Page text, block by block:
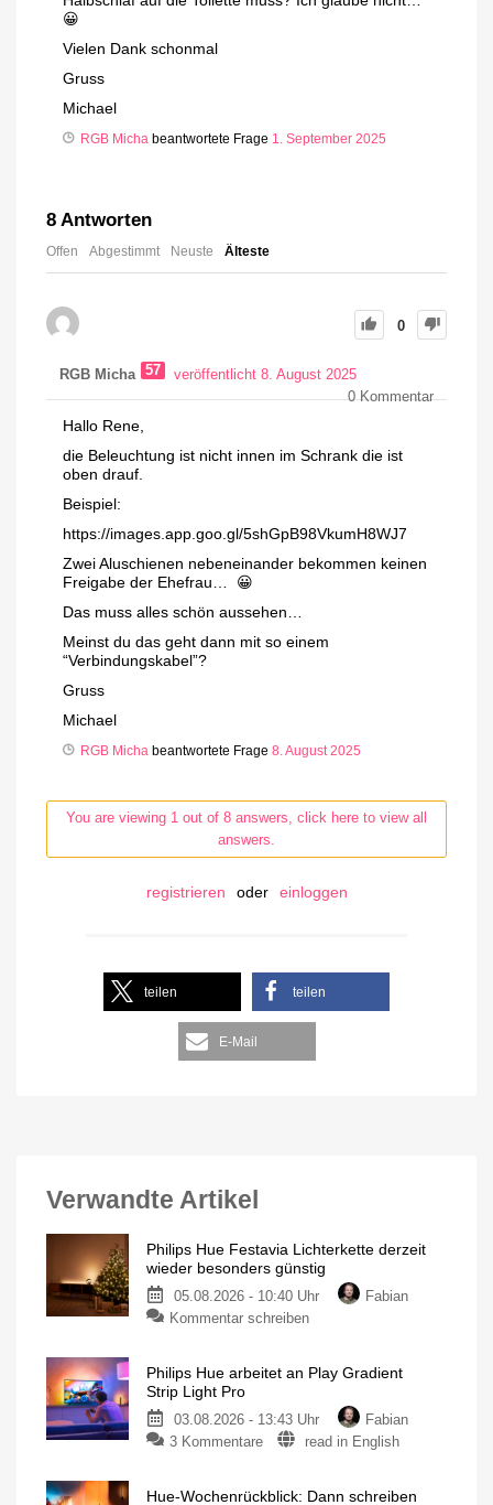
😀
Vielen Dank schonmal
Gruss
Michael
RGB Micha beantwortete Frage 1. September 2025
8 Antworten
Offen Abgestimmt Neuste Älteste
0
RGB Micha 57
veröffentlicht 8. August 2025
0Kommentar
Hallo Rene,
die Beleuchtung ist nicht innen im Schrank die ist
oben drauf.
Beispiel:
https://images.app.goo.gl/5shGpB98VkumH8WJ7
Zwei Aluschienen nebeneinander bekommen keinen
Freigabe der Ehefrau… 😀
Das muss alles schön aussehen…
Meinst du das geht dann mit so einem
“Verbindungskabel”?
Gruss
Michael
RGB Micha beantwortete Frage 8. August 2025
You are viewing 1 out of 8 answers, click here to view all
answers.
registrieren oder einloggen
teilen teilen
E-Mail
Verwandte Artikel
Philips Hue Festavia Lichterkette derzeit
wieder besonders günstig
05.08.2026 - 10:40 Uhr
Fabian
Kommentar schreiben
Philips Hue arbeitet an Play Gradient
Strip Light Pro
03.08.2026 - 13:43 Uhr
Fabian
3 Kommentare
read in English
Hue-Wochenrückblick: Dann schreiben